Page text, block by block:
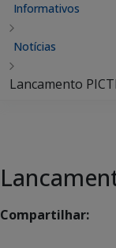
Informativos
Notícias
Lancamento
Compartilhar: